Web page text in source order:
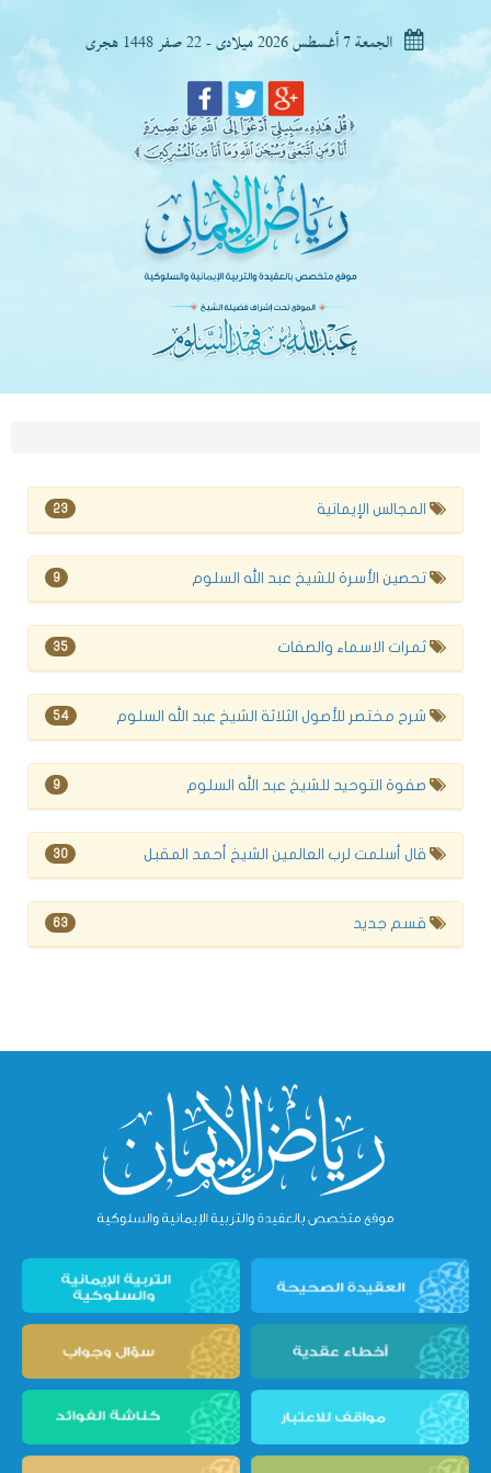
الجمعة 7 أغسطس 2026 ميلادى - 22 صفر 1448 هجرى
المجالس الإيمانية 23
تحصين الأسرة للشيخ عبد الله السلوم 9
ثمرات الاسماء والصفات 35
شرح مختصر للأصول الثلاثة الشيخ عبد الله السلوم 54
صفوة التوحيد للشيخ عبد الله السلوم 9
قال أسلمت لرب العالمين الشيخ أحمد المقبل 30
قسم جديد 63